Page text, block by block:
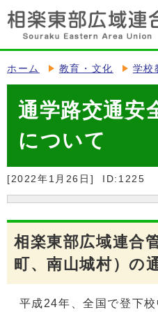
ホーム 教育・文化 学校
通学路交通安
について
[2022年1月26日] ID:1225
相楽東部広域連合
町、南山城村）の
平成24年、全国で登下校